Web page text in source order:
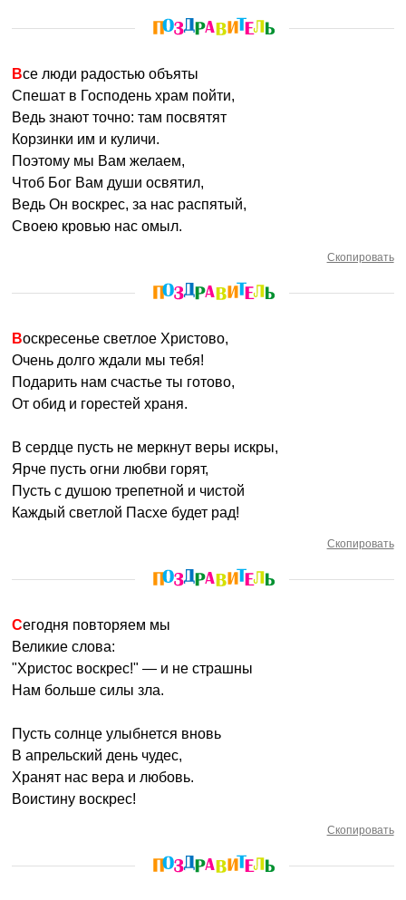
Все люди радостью объяты
Спешат в Господень храм пойти,
Ведь знают точно: там посвятят
Корзинки им и куличи.
Поэтому мы Вам желаем,
Чтоб Бог Вам души освятил,
Ведь Он воскрес, за нас распятый,
Своею кровью нас омыл.
Скопировать
Воскресенье светлое Христово,
Очень долго ждали мы тебя!
Подарить нам счастье ты готово,
От обид и горестей храня.
В сердце пусть не меркнут веры искры,
Ярче пусть огни любви горят,
Пусть с душою трепетной и чистой
Каждый светлой Пасхе будет рад!
Скопировать
Сегодня повторяем мы
Великие слова:
"Христос воскрес!" — и не страшны
Нам больше силы зла.
Пусть солнце улыбнется вновь
В апрельский день чудес,
Хранят нас вера и любовь.
Воистину воскрес!
Скопировать